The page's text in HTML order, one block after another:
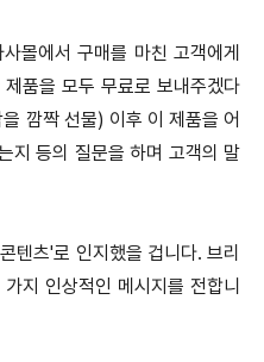
몰에서 구매를 마친 고객에게
품을 모두 무료로 보내주겠다
깜짝 선물) 이후 이 제품을 어
지 등의 질문을 하며 고객의 말
텐츠'로 인지했을 겁니다. 브리
지 인상적인 메시지를 전합니